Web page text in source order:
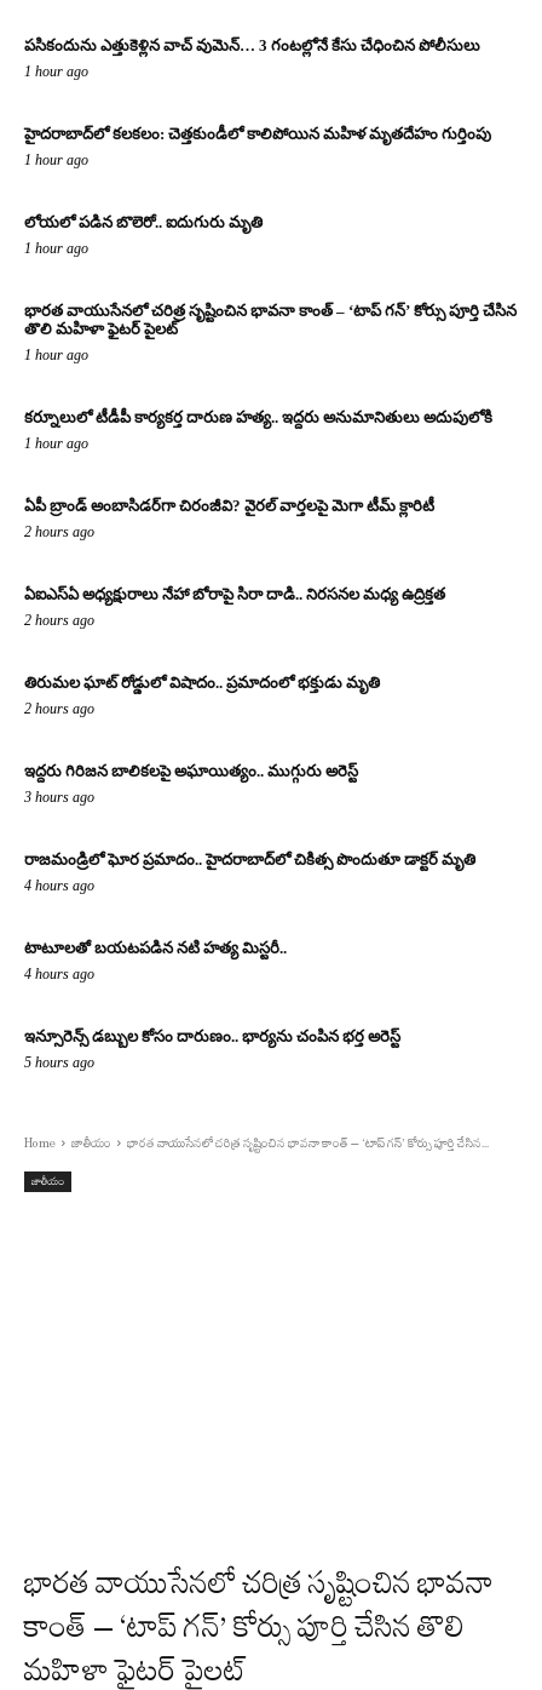
పసికందును ఎత్తుకెళ్లిన వాచ్ వుమెన్… 3 గంటల్లోనే కేసు చేధించిన పోలీసులు
1 hour ago
హైదరాబాద్‌లో కలకలం: చెత్తకుండీలో కాలిపోయిన మహిళ మృతదేహం గుర్తింపు
1 hour ago
లోయలో పడిన బొలెరో.. ఐదుగురు మృతి
1 hour ago
భారత వాయుసేనలో చరిత్ర సృష్టించిన భావనా కాంత్ – ‘టాప్ గన్’ కోర్సు పూర్తి చేసిన
తొలి మహిళా ఫైటర్ పైలట్
1 hour ago
కర్నూలులో టీడీపీ కార్యకర్త దారుణ హత్య.. ఇద్దరు అనుమానితులు అదుపులోకి
1 hour ago
ఏపీ బ్రాండ్ అంబాసిడర్‌గా చిరంజీవి? వైరల్ వార్తలపై మెగా టీమ్ క్లారిటీ
2 hours ago
ఏఐఎస్‌ఏ అధ్యక్షురాలు నేహా బోరాపై సిరా దాడి.. నిరసనల మధ్య ఉద్రిక్తత
2 hours ago
తిరుమల ఘాట్ రోడ్డులో విషాదం.. ప్రమాదంలో భక్తుడు మృతి
2 hours ago
ఇద్దరు గిరిజన బాలికలపై అఘాయిత్యం.. ముగ్గురు అరెస్ట్
3 hours ago
రాజమండ్రిలో ఘోర ప్రమాదం.. హైదరాబాద్‌లో చికిత్స పొందుతూ డాక్టర్ మృతి
4 hours ago
టాటూలతో బయటపడిన నటి హత్య మిస్టరీ..
4 hours ago
ఇన్సూరెన్స్ డబ్బుల కోసం దారుణం.. భార్యను చంపిన భర్త అరెస్ట్
5 hours ago